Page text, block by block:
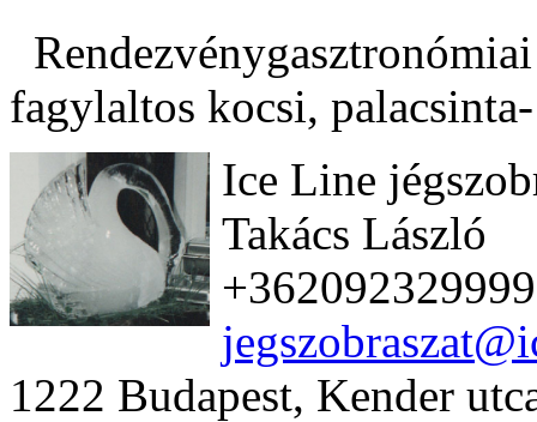
fagylaltos kocsi,
Ice Line
Takács László
+362092329999
1222 Budapest, Kender